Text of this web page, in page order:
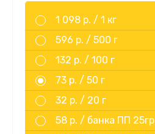
596 р. / 500 г
1 098 р. / 1 кг
132 р. / 100 г
73 р. / 50 г
32 р. / 20 г
58 р. / банка ПП 25гр